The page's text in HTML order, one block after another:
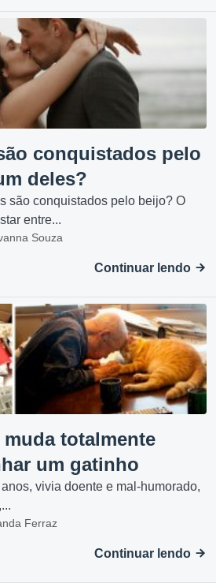
conquistados pelo
deles?
são conquistados pelo beijo? O
entre...
Souza
Continuar lendo
totalmente
um gatinho
vivia doente e mal-humorado,
Ferraz
Continuar lendo